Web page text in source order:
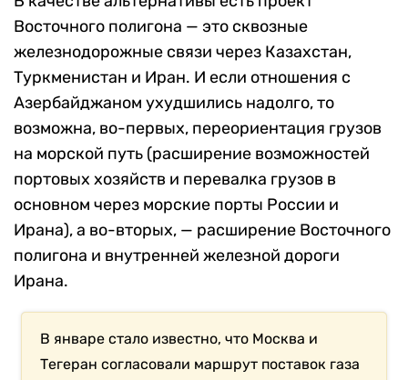
Восточного полигона — это сквозные
железнодорожные связи через Казахстан,
Туркменистан и Иран. И если отношения с
Азербайджаном ухудшились надолго, то
возможна, во-первых, переориентация грузов
на морской путь (расширение возможностей
портовых хозяйств и перевалка грузов в
основном через морские порты России и
Ирана), а во-вторых, — расширение Восточного
полигона и внутренней железной дороги
Ирана.
В январе стало известно, что Москва и
Тегеран согласовали маршрут поставок газа